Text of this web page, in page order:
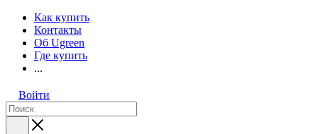
Как купить
Контакты
Об Ugreen
Где купить
...
Войти